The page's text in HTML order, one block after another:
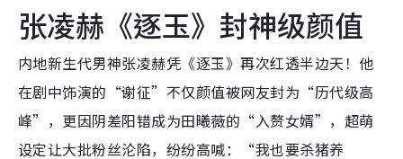
张凌赫《逐玉》封神级颜值
内地新生代男神张凌赫凭《逐玉》再次红透半边天！他
在剧中饰演的“谢征”不仅颜值被网友封为“历代级高
峰”，更因阴差阳错成为田曦薇的“入赘女婿”，超萌
设定让大批粉丝沦陷，纷纷高喊：“我也要杀猪养